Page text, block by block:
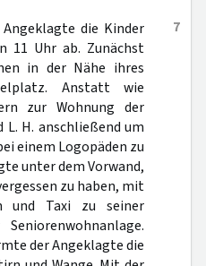
7
die Kinder
11 Uhr ab. Zunächst
in der Nähe ihres
Anstatt wie
zur Wohnung der
L. H. anschließend um
einem Logopäden zu
unter dem Vorwand,
zu haben, mit
und Taxi zu seiner
der Angeklagte die